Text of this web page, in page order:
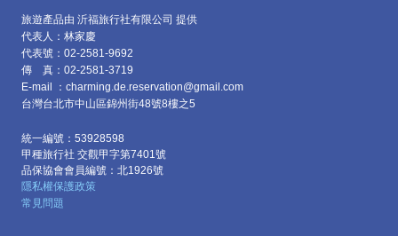
旅遊產品由 沂福旅行社有限公司 提供
代表人：林家慶
代表號：02-2581-9692
傳 真：02-2581-3719
E-mail ：charming.de.reservation@gmail.com
台灣台北市中山區錦州街48號8樓之5
統一編號：53928598
甲種旅行社 交觀甲字第7401號
品保協會會員編號：北1926號
隱私權保護政策
常見問題